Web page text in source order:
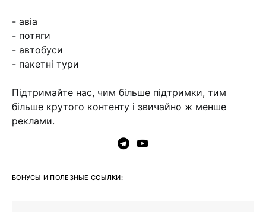
- авіа
- потяги
- автобуси
- пакетні тури
Підтримайте нас, чим більше підтримки, тим
більше крутого контенту і звичайно ж менше
реклами.
БОНУСЫ И ПОЛЕЗНЫЕ ССЫЛКИ: